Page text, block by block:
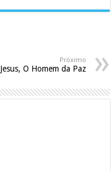
Próximo
Jesus, O Homem da Paz